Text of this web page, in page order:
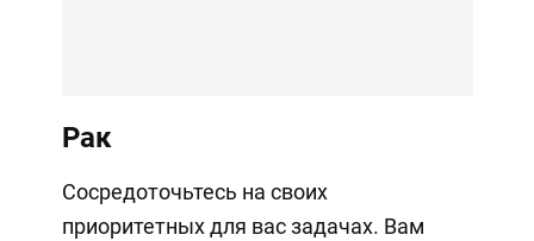
Рак
Сосредоточьтесь на своих
приоритетных для вас задачах. Вам